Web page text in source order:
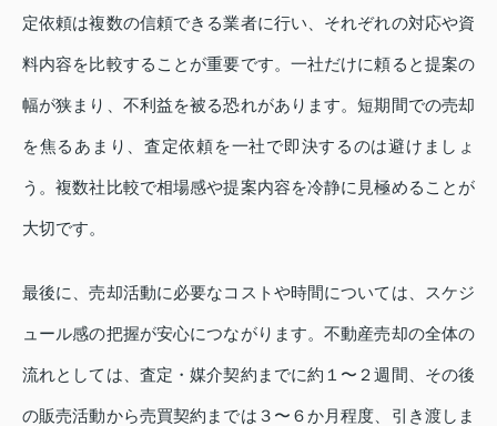
定依頼は複数の信頼できる業者に行い、それぞれの対応や資
料内容を比較することが重要です。一社だけに頼ると提案の
幅が狭まり、不利益を被る恐れがあります。短期間での売却
を焦るあまり、査定依頼を一社で即決するのは避けましょ
う。複数社比較で相場感や提案内容を冷静に見極めることが
大切です。
最後に、売却活動に必要なコストや時間については、スケジ
ュール感の把握が安心につながります。不動産売却の全体の
流れとしては、査定・媒介契約までに約１〜２週間、その後
の販売活動から売買契約までは３〜６か月程度、引き渡しま